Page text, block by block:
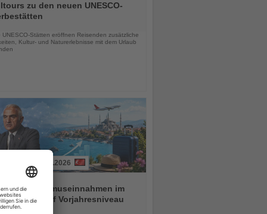
zu den neuen UNESCO-
UNESCO-Stätten eröffnen Reisenden zusätzliche
Kultur- und Naturerlebnisse mit dem Urlaub
01.08.2026
hält Tourismuseinnahmen im
Halbjahr auf Vorjahresniveau